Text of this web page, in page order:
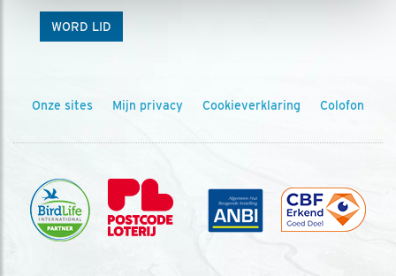
WORD LID
Onze sites Mijn privacy Cookieverklaring Colofon